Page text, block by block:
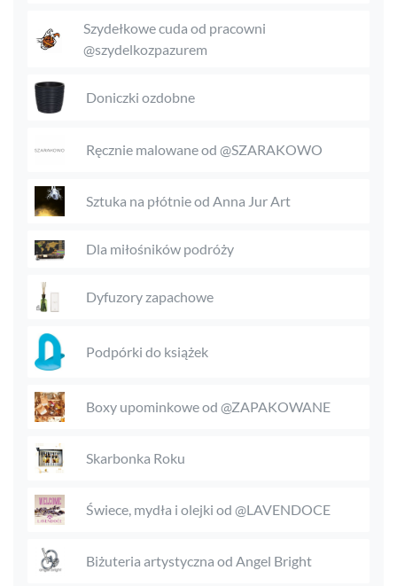
Szydełkowe cuda od pracowni
@szydelkozpazurem
Doniczki ozdobne
Ręcznie malowane od @SZARAKOWO
Sztuka na płótnie od Anna Jur Art
Dla miłośników podróży
Dyfuzory zapachowe
Podpórki do książek
Boxy upominkowe od @ZAPAKOWANE
Skarbonka Roku
Świece, mydła i olejki od @LAVENDOCE
Biżuteria artystyczna od Angel Bright